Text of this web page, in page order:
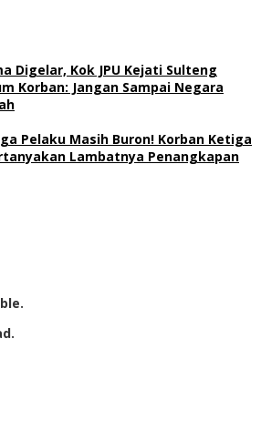
Digelar, Kok JPU Kejati Sulteng
Korban: Jangan Sampai Negara
Pelaku Masih Buron! Korban Ketiga
Lambatnya Penangkapan